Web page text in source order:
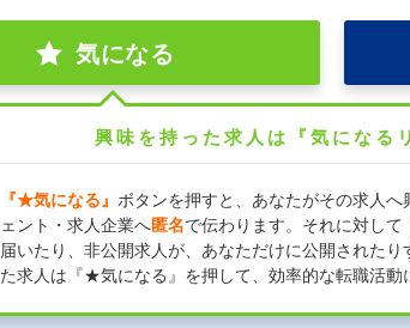
気になる
興味を持った求人は『気になる
『★気になる』 ボタンを押すと、あなたがその求人
ェント・求人企業へ匿名で伝わります。それに対して
届いたり、非公開求人が、あなただけに公開された
た求人は『★気になる』を押して、効率的な転職活動